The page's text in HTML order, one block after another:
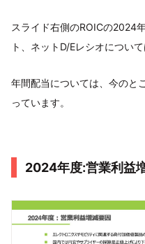
スライド右側のROICの2024
ト、ネットD/Eレシオについ
年間配当については、今のと
っています。
2024年度:営業利益